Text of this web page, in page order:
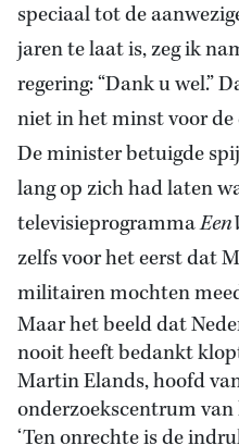
speciaal tot de
jaren te laat is, zeg ik
regering: “Dank u wel.”
niet in het minst voor de
De minister betuigde
lang op zich had laten
televisieprogramma
zelfs voor het eerst dat
militairen mochten
Maar het beeld dat
nooit heeft bedankt
Martin Elands, hoofd
onderzoekscentrum
‘Ten onrechte is de